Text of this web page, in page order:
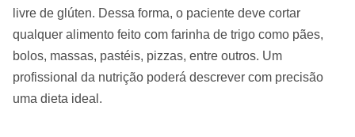
livre de glúten. Dessa forma, o paciente deve cortar
qualquer alimento feito com farinha de trigo como pães,
bolos, massas, pastéis, pizzas, entre outros. Um
profissional da nutrição poderá descrever com precisão
uma dieta ideal.